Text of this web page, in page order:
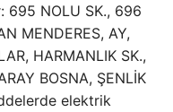
695 NOLU SK., 696
MENDERES, AY,
HARMANLIK SK.,
BOSNA, ŞENLİK
elektrik